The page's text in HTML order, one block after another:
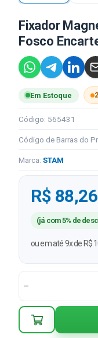
Fixador
Fosco
Em Estoque
Código: 565431
Código de Barras do
Marca: STAM
R$ 88,26
(já com 5% de
ou em até 9x de R$